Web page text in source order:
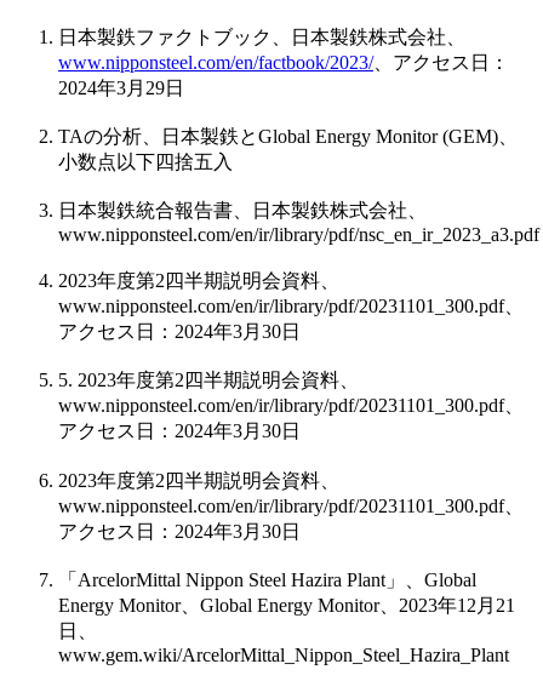
日本製鉄ファクトブック、日本製鉄株式会社、
www.nipponsteel.com/en/factbook/2023/、アクセス日：
2024年3月 29日
TAの分析、日本製鉄とGlobal Energy Monitor (GEM)
小数点以下四捨五入
日本製鉄統合報告書、日本製鉄株式会社、
www.nipponsteel.com/en/ir/library/pdf/nsc_en_ir_2023_a3.pdf
2023年度第2 四半期説明会資料、
www.nipponsteel.com/en/ir/library/pdf/20231101_300.pdf、
アクセス日： 2024年3月 30日
5. 2023年度第2 四半期説明会資料、
www.nipponsteel.com/en/ir/library/pdf/20231101_300.pdf、
アクセス日： 2024年3月 30日
2023年度第2 四半期説明会資料、
www.nipponsteel.com/en/ir/library/pdf/20231101_300.pdf、
アクセス日： 2024年3月 30日
「 ArcelorMittal Nippon Steel Hazira Plant 」、 Global
Energy Monitor、 Global Energy Monitor、 2023年12 月 21
日、
www.gem.wiki/ArcelorMittal_Nippon_Steel_Hazira_Plant